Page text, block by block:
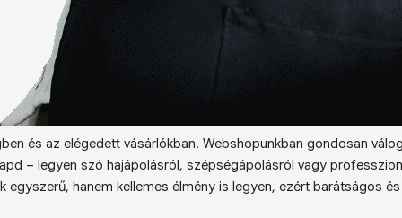
és az elégedett vásárlókban. Webshopunkban gondosan
– legyen szó hajápolásról, szépségápolásról vagy
egyszerű, hanem kellemes élmény is legyen, ezért barátságos